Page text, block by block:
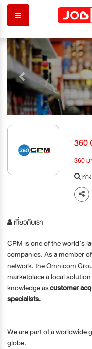
Previous
360
360 ม
หา
เกี่ยวกับเรา
CPM is one of the world’s
companies. As a member
network, the Omnicom
marketplace a local
knowledge ascustomer
specialists.
We are part of a
globe.